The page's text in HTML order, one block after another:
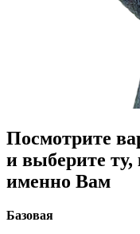
Посмотрите
и выберите ту,
именно Вам
Базовая